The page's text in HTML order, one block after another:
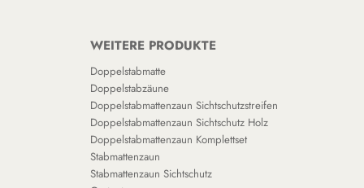
WEITERE PRODUKTE
Doppelstabmatte
Doppelstabzäune
Doppelstabmattenzaun Sichtschutzstreifen
Doppelstabmattenzaun Sichtschutz Holz
Doppelstabmattenzaun Komplettset
Stabmattenzaun
Stabmattenzaun Sichtschutz